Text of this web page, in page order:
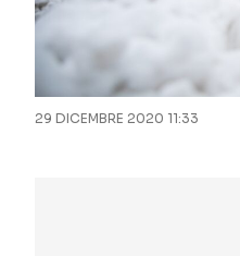
29 DICEMBRE 2020 11:33